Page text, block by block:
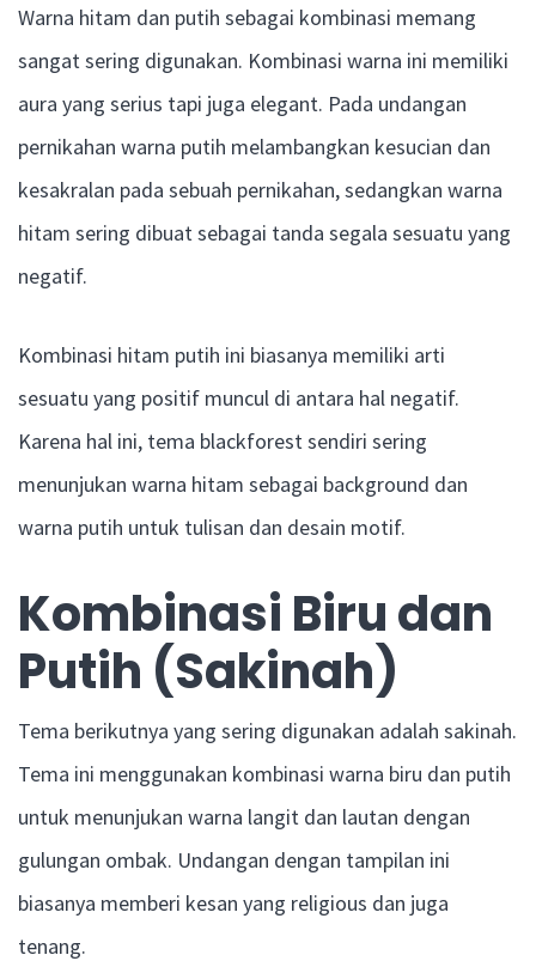
Warna hitam dan putih sebagai kombinasi memang
sangat sering digunakan. Kombinasi warna ini memiliki
aura yang serius tapi juga elegant. Pada undangan
pernikahan warna putih melambangkan kesucian dan
kesakralan pada sebuah pernikahan, sedangkan warna
hitam sering dibuat sebagai tanda segala sesuatu yang
negatif.
Kombinasi hitam putih ini biasanya memiliki arti
sesuatu yang positif muncul di antara hal negatif.
Karena hal ini, tema blackforest sendiri sering
menunjukan warna hitam sebagai background dan
warna putih untuk tulisan dan desain motif.
Kombinasi Biru dan
Putih (Sakinah)
Tema berikutnya yang sering digunakan adalah sakinah.
Tema ini menggunakan kombinasi warna biru dan putih
untuk menunjukan warna langit dan lautan dengan
gulungan ombak. Undangan dengan tampilan ini
biasanya memberi kesan yang religious dan juga
tenang.